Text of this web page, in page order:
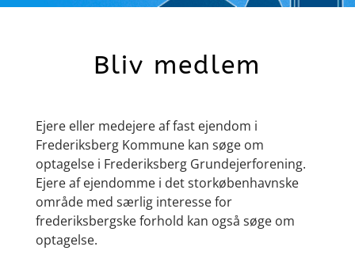
Bliv medlem
Ejere eller medejere af fast ejendom i
Frederiksberg Kommune kan søge om
optagelse i Frederiksberg Grundejerforening.
Ejere af ejendomme i det storkøbenhavnske
område med særlig interesse for
frederiksbergske forhold kan også søge om
optagelse.